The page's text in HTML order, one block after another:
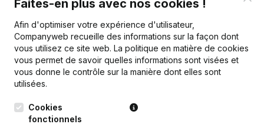
Publicationsde Reisbureau De Permentier
Date Publication
Faites-en plus avec nos cookies !
Afin d'optimiser votre expérience d'utilisateur,
Companyweb recueille des informations sur la façon dont
vous utilisez ce site web. La politique en matière de cookies
vous permet de savoir quelles informations sont visées et
vous donne le contrôle sur la manière dont elles sont
utilisées.
Cookies
fonctionnels